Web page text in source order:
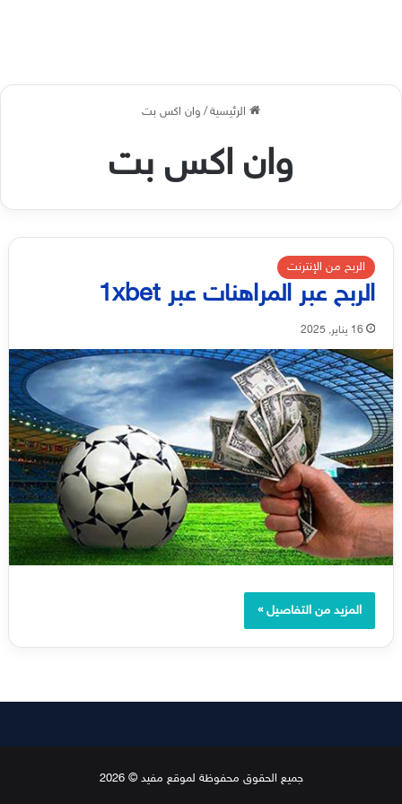
الرئيسية/ وان اكس بت
وان اكس بت
الربح من الإنترنت
الربح عبر المراهنات عبر 1xbet
16 يناير, 2025
المزيد من التفاصيل »
جميع الحقوق محفوظة لموقع مفيد © 2026